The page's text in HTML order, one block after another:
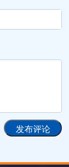
发布评论